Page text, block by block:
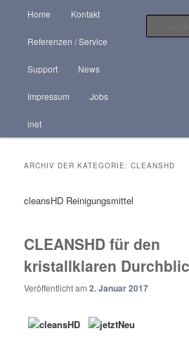
HR-Service
Zum Inhalt wechseln
Zum sekundären Inhalt wechseln
Home Kontakt
Referenzen / Service
Support News
Impressum Jobs
inet
ARCHIV DER KATEGORIE:CLEANSHD
cleansHD Reinigungsmittel
CLEANSHD für den
kristallklaren
Veröffentlicht am2. Januar 2017